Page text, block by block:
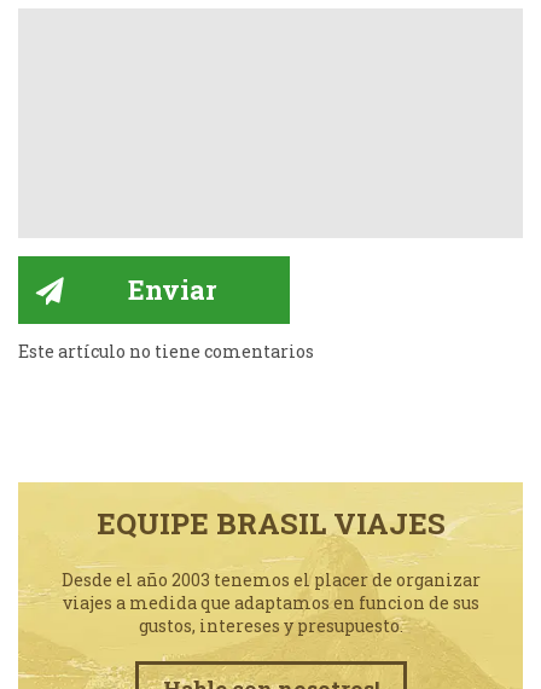
Este artículo no tiene comentarios
EQUIPE BRASIL VIAJES
Desde el año 2003 tenemos el placer de organizar
viajes a medida que adaptamos en funcion de sus
gustos, intereses y presupuesto.